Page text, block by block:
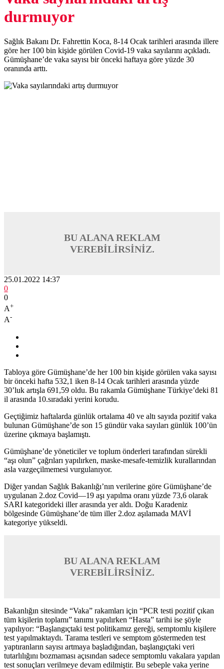
Tabloya göre Gümüşhane’de her 100 bin kişide görülen vaka sayısı
bir önceki hafta 532,1 iken 8-14 Ocak tarihleri arasında yüzde
Geçtiğimiz haftalarda günlük ortalama 40 ve altı sayıda pozitif vaka
bulunan Gümüşhane’de son 15 gündür vaka sayıları günlük 100’ün
üzerine çıkmaya başlamıştı.
Gümüşhane’de yöneticiler ve toplum önderleri tarafından sürekli
uygulanan 2.doz Covid—19 aşı yapılma oranı yüzde 73,6 olarak
SARI kategorideki iller arasında yer aldı. Doğu Karadeniz
bölgesinde Gümüşhane’de tüm iller 2.doz aşılamada MAVİ
kategoriye yükseldi.
BU ALANA REKLAM
VEREBİLİRSİNİZ.
Bakanlığın sitesinde “Vaka” rakamları için “PCR testi pozitif çıkan
tüm kişilerin toplamı” tanımı yapılırken “Hasta” tarihi ise şöyle
yapılıyor: “Başlangıçtaki test politikamız gereği, semptomlu kişilere
test yapılmaktaydı. Tarama testleri ve semptom göstermeden test
yaptıranların sayısı artmaya başladığından, başlangıçtaki veri
tutarlılığını bozmaması açısından sadece semptomlu vakalara yapılan
VEREBİLİRSİNİZ.
Yorumlar